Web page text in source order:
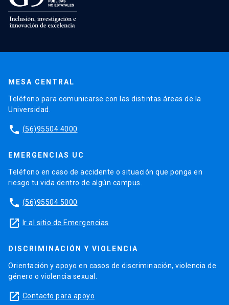
MESA CENTRAL
Teléfono para comunicarse con las distintas áreas de la
Universidad.
phone (56)95504 4000
EMERGENCIAS UC
Teléfono en caso de accidente o situación que ponga en
riesgo tu vida dentro de algún campus.
phone (56)95504 5000
launch Ir al sitio de Emergencias
DISCRIMINACIÓN Y VIOLENCIA
Orientación y apoyo en casos de discriminación, violencia de
género o violencia sexual.
launch Contacto para apoyo